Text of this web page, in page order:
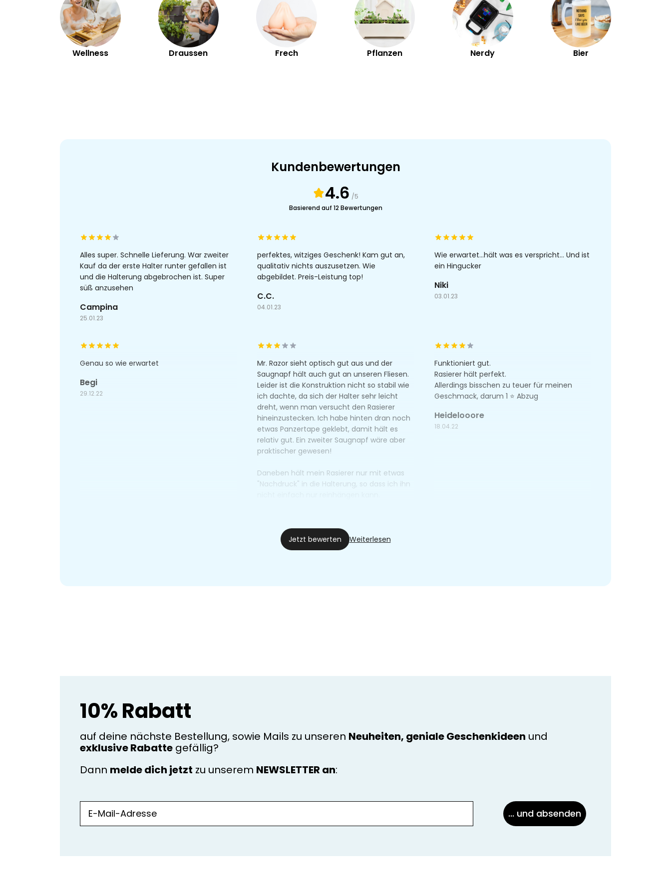
Wellness Draussen Frech Pflanzen Nerdy Bier
Kundenbewertungen
4.6 /5
Basierend auf 12 Bewertungen
Alles super. Schnelle Lieferung. War zweiter
Kauf da der erste Halter runter gefallen ist
und die Halterung abgebrochen ist. Super
süß anzusehen
Campina
25.01.23
perfektes, witziges Geschenk! Kam gut an,
qualitativ nichts auszusetzen. Wie
abgebildet. Preis-Leistung top!
C.C.
04.01.23
Wie erwartet...hält was es verspricht... Und ist
ein Hingucker
Niki
03.01.23
Genau so wie erwartet
Begi
29.12.22
Mr. Razor sieht optisch gut aus und der
Saugnapf hält auch gut an unseren Fliesen.
Leider ist die Konstruktion nicht so stabil wie
ich dachte, da sich der Halter sehr leicht
dreht, wenn man versucht den Rasierer
hineinzustecken. Ich habe hinten dran noch
etwas Panzertape geklebt, damit hält es
relativ gut. Ein zweiter Saugnapf wäre aber
praktischer gewesen!
Daneben hält mein Rasierer nur mit etwas
"Nachdruck" in die Halterung, so dass ich ihn
Funktioniert gut.
Rasierer hält perfekt.
Allerdings bisschen zu teuer für meinen
Geschmack, darum 1 ⭐ Abzug
Heidelooore
18.04.22
Jetzt bewerten Weiterlesen
10% Rabatt
auf deine nächste Bestellung, sowie Mails zu unseren Neuheiten, geniale Geschenkideen und
exklusive Rabatte gefällig?
Dann melde dich jetzt zu unserem NEWSLETTER an:
... und absenden